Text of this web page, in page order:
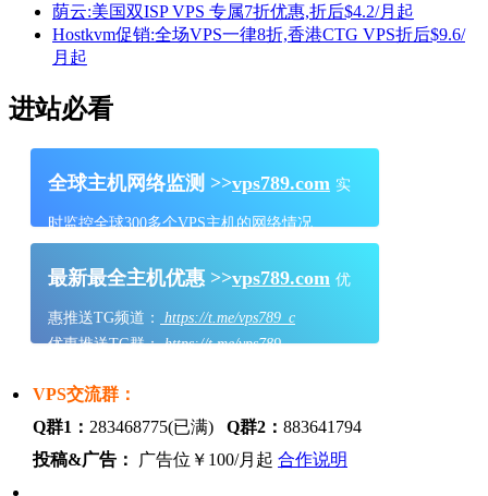
荫云:美国双ISP VPS 专属7折优惠,折后$4.2/月起
Hostkvm促销:全场VPS一律8折,香港CTG VPS折后$9.6/
月起
进站必看
全球主机网络监测 >>vps789.com 实
时监控全球300多个VPS主机的网络情况
最新最全主机优惠 >>vps789.com 优
惠推送TG频道：
https://t.me/vps789_c
优惠推送TG群：https://t.me/vps789
VPS交流群：
Q群1： 283468775(已满) Q群2： 883641794
投稿&广告：
广告位￥100/月起 合作说明